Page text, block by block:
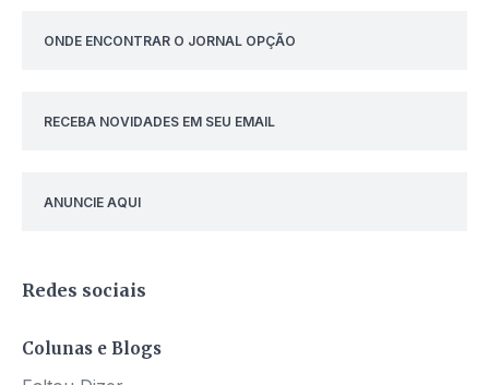
ONDE ENCONTRAR O JORNAL OPÇÃO
RECEBA NOVIDADES EM SEU EMAIL
ANUNCIE AQUI
Redes sociais
Colunas e Blogs